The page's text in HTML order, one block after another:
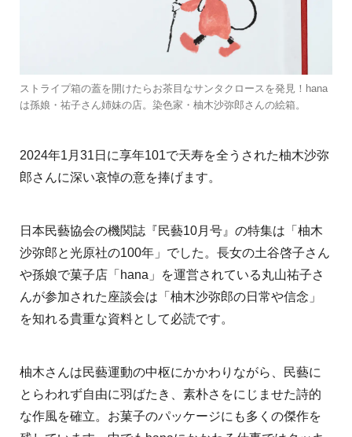
ストライプ箱の蓋を開けたらお茶目なサンタクロースを発見！hana
は孫娘・祐子さん姉妹の店。染色家・柚木沙弥郎さんの絵箱。
2024年1月31日に享年101で天寿を全うされた柚木沙弥
郎さんに深い哀悼の意を捧げます。
日本民藝協会の機関誌『民藝10月号』の特集は「柚木
沙弥郎と光原社の100年」でした。長女の土谷啓子さん
や孫娘で菓子店「hana」を運営されている丸山祐子さ
んが参加された座談会は「柚木沙弥郎の日常や信念」
を知れる貴重な資料として必読です。
柚木さんは民藝運動の中枢にかかわりながら、民藝に
とらわれず自由に羽ばたき、素朴さをにじませた詩的
な作風を確立。お菓子のパッケージにも多くの傑作を